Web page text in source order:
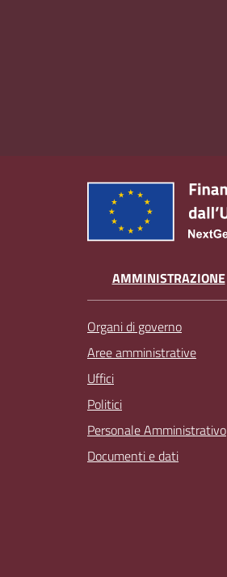
AMMINISTRAZIONE
Organi di governo
Aree amministrative
Uffici
Politici
Personale Amministrativo
Documenti e dati